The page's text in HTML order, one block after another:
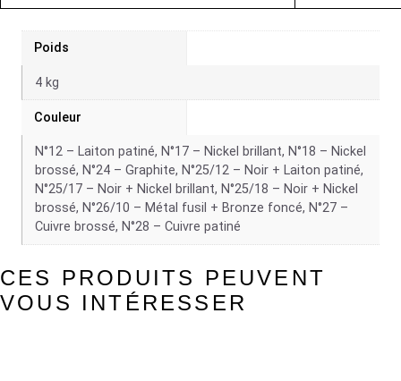
Poids
4 kg
Couleur
N°12 – Laiton patiné, N°17 – Nickel brillant, N°18 – Nickel
brossé, N°24 – Graphite, N°25/12 – Noir + Laiton patiné,
N°25/17 – Noir + Nickel brillant, N°25/18 – Noir + Nickel
brossé, N°26/10 – Métal fusil + Bronze foncé, N°27 –
Cuivre brossé, N°28 – Cuivre patiné
CES PRODUITS PEUVENT
VOUS INTÉRESSER